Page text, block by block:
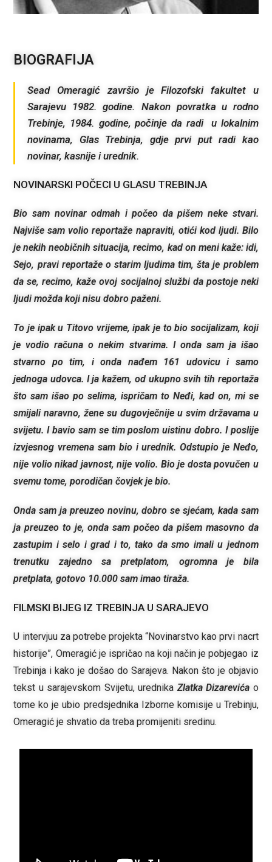
BIOGRAFIJA
Sead Omeragić završio je Filozofski fakultet u
Sarajevu 1982. godine. Nakon povratka u rodno
Trebinje, 1984. godine, počinje da radi u lokalnim
novinama, Glas Trebinja, gdje prvi put radi kao
novinar, kasnije i urednik.
NOVINARSKI POČECI U GLASU TREBINJA
Bio sam novinar odmah i počeo da pišem neke stvari.
Najviše sam volio reportaže napraviti, otići kod ljudi. Bilo
je nekih neobičnih situacija, recimo, kad on meni kaže: idi,
Sejo, pravi reportaže o starim ljudima tim, šta je problem
da se, recimo, kaže ovoj socijalnoj službi da postoje neki
ljudi možda koji nisu dobro paženi.
To je ipak u Titovo vrijeme, ipak je to bio socijalizam, koji
je vodio računa o nekim stvarima. I onda sam ja išao
stvarno po tim, i onda nađem 161 udovicu i samo
jednoga udovca. I ja kažem, od ukupno svih tih reportaža
što sam išao po selima, ispričam to Neđi, kad on, mi se
smijali naravno, žene su dugovječnije u svim državama u
svijetu. I bavio sam se tim poslom uistinu dobro. I poslije
izvjesnog vremena sam bio i urednik. Odstupio je Neđo,
nije volio nikad javnost, nije volio. Bio je dosta povučen u
svemu tome, porodičan čovjek je bio.
Onda sam ja preuzeo novinu, dobro se sjećam, kada sam
ja preuzeo to je, onda sam počeo da pišem masovno da
zastupim i selo i grad i to, tako da smo imali u jednom
trenutku zajedno sa pretplatom, ogromna je bila
pretplata, gotovo 10.000 sam imao tiraža.
FILMSKI BIJEG IZ TREBINJA U SARAJEVO
U intervjuu za potrebe projekta “Novinarstvo kao prvi nacrt
historije”, Omeragić je ispričao na koji način je pobjegao iz
Trebinja i kako je došao do Sarajeva. Nakon što je objavio
tekst u sarajevskom Svijetu, urednikaZlatka Dizarevića o
tome ko je ubio predsjednika Izborne komisije u Trebinju,
Omeragić je shvatio da treba promijeniti sredinu.